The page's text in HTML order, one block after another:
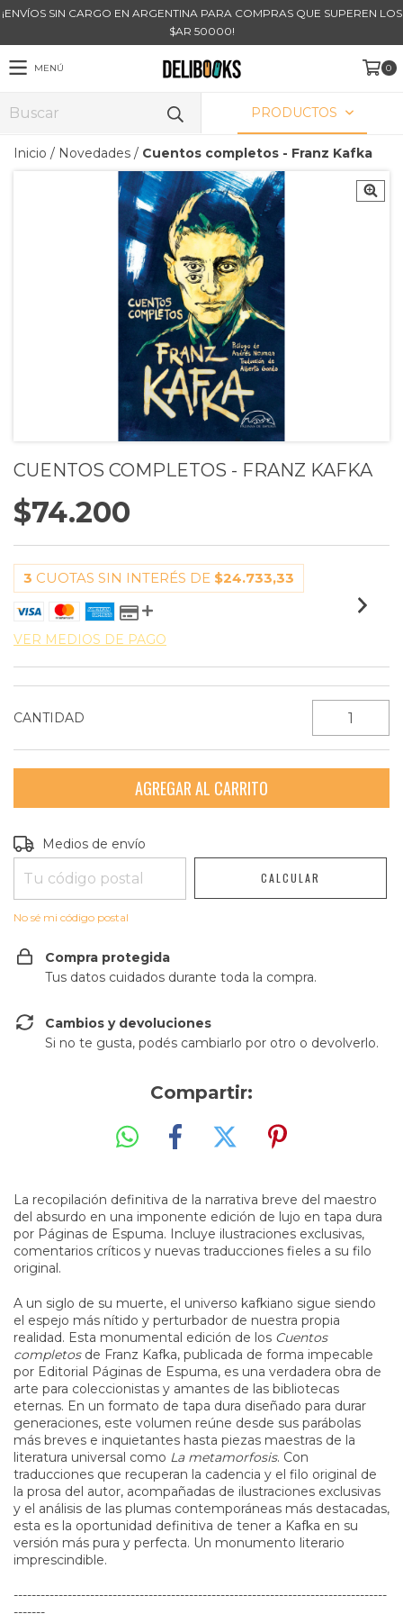
¡ENVÍOS SIN CARGO EN ARGENTINA PARA COMPRAS QUE SUPEREN LOS
$AR 50000!
MENÚ 0
PRODUCTOS
Inicio / Novedades / Cuentos completos - Franz Kafka
CUENTOS COMPLETOS - FRANZ KAFKA
$74.200
3 CUOTAS SIN INTERÉS DE $24.733,33
VER MEDIOS DE PAGO
CANTIDAD
Entregas para el CP:
Medios de envío
CALCULAR
No sé mi código postal
Compra protegida
Tus datos cuidados durante toda la compra.
Cambios y devoluciones
Si no te gusta, podés cambiarlo por otro o devolverlo.
Compartir:
La recopilación definitiva de la narrativa breve del maestro
del absurdo en una imponente edición de lujo en tapa dura
por Páginas de Espuma. Incluye ilustraciones exclusivas,
comentarios críticos y nuevas traducciones fieles a su filo
original.
A un siglo de su muerte, el universo kafkiano sigue siendo
el espejo más nítido y perturbador de nuestra propia
realidad. Esta monumental edición de los Cuentos
completosde Franz Kafka, publicada de forma impecable
por Editorial Páginas de Espuma, es una verdadera obra de
arte para coleccionistas y amantes de las bibliotecas
eternas. En un formato de tapa dura diseñado para durar
generaciones, este volumen reúne desde sus parábolas
más breves e inquietantes hasta piezas maestras de la
literatura universal como La metamorfosis. Con
traducciones que recuperan la cadencia y el filo original de
la prosa del autor, acompañadas de ilustraciones exclusivas
y el análisis de las plumas contemporáneas más destacadas,
esta es la oportunidad definitiva de tener a Kafka en su
versión más pura y perfecta. Un monumento literario
imprescindible.
-----------------------------------------------------------------------------------